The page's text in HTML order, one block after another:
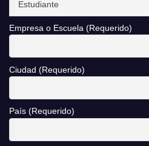
Empresa o Escuela (Requerido)
Ciudad (Requerido)
País (Requerido)